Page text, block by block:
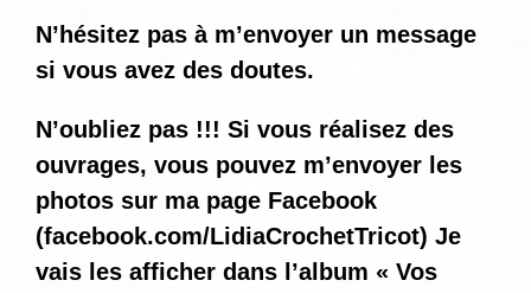
N’hésitez pas à m’envoyer un message
si vous avez des doutes.
N’oubliez pas !!! Si vous réalisez des
ouvrages, vous pouvez m’envoyer les
photos sur ma page Facebook
(facebook.com/LidiaCrochetTricot) Je
vais les afficher dans l’album « Vos